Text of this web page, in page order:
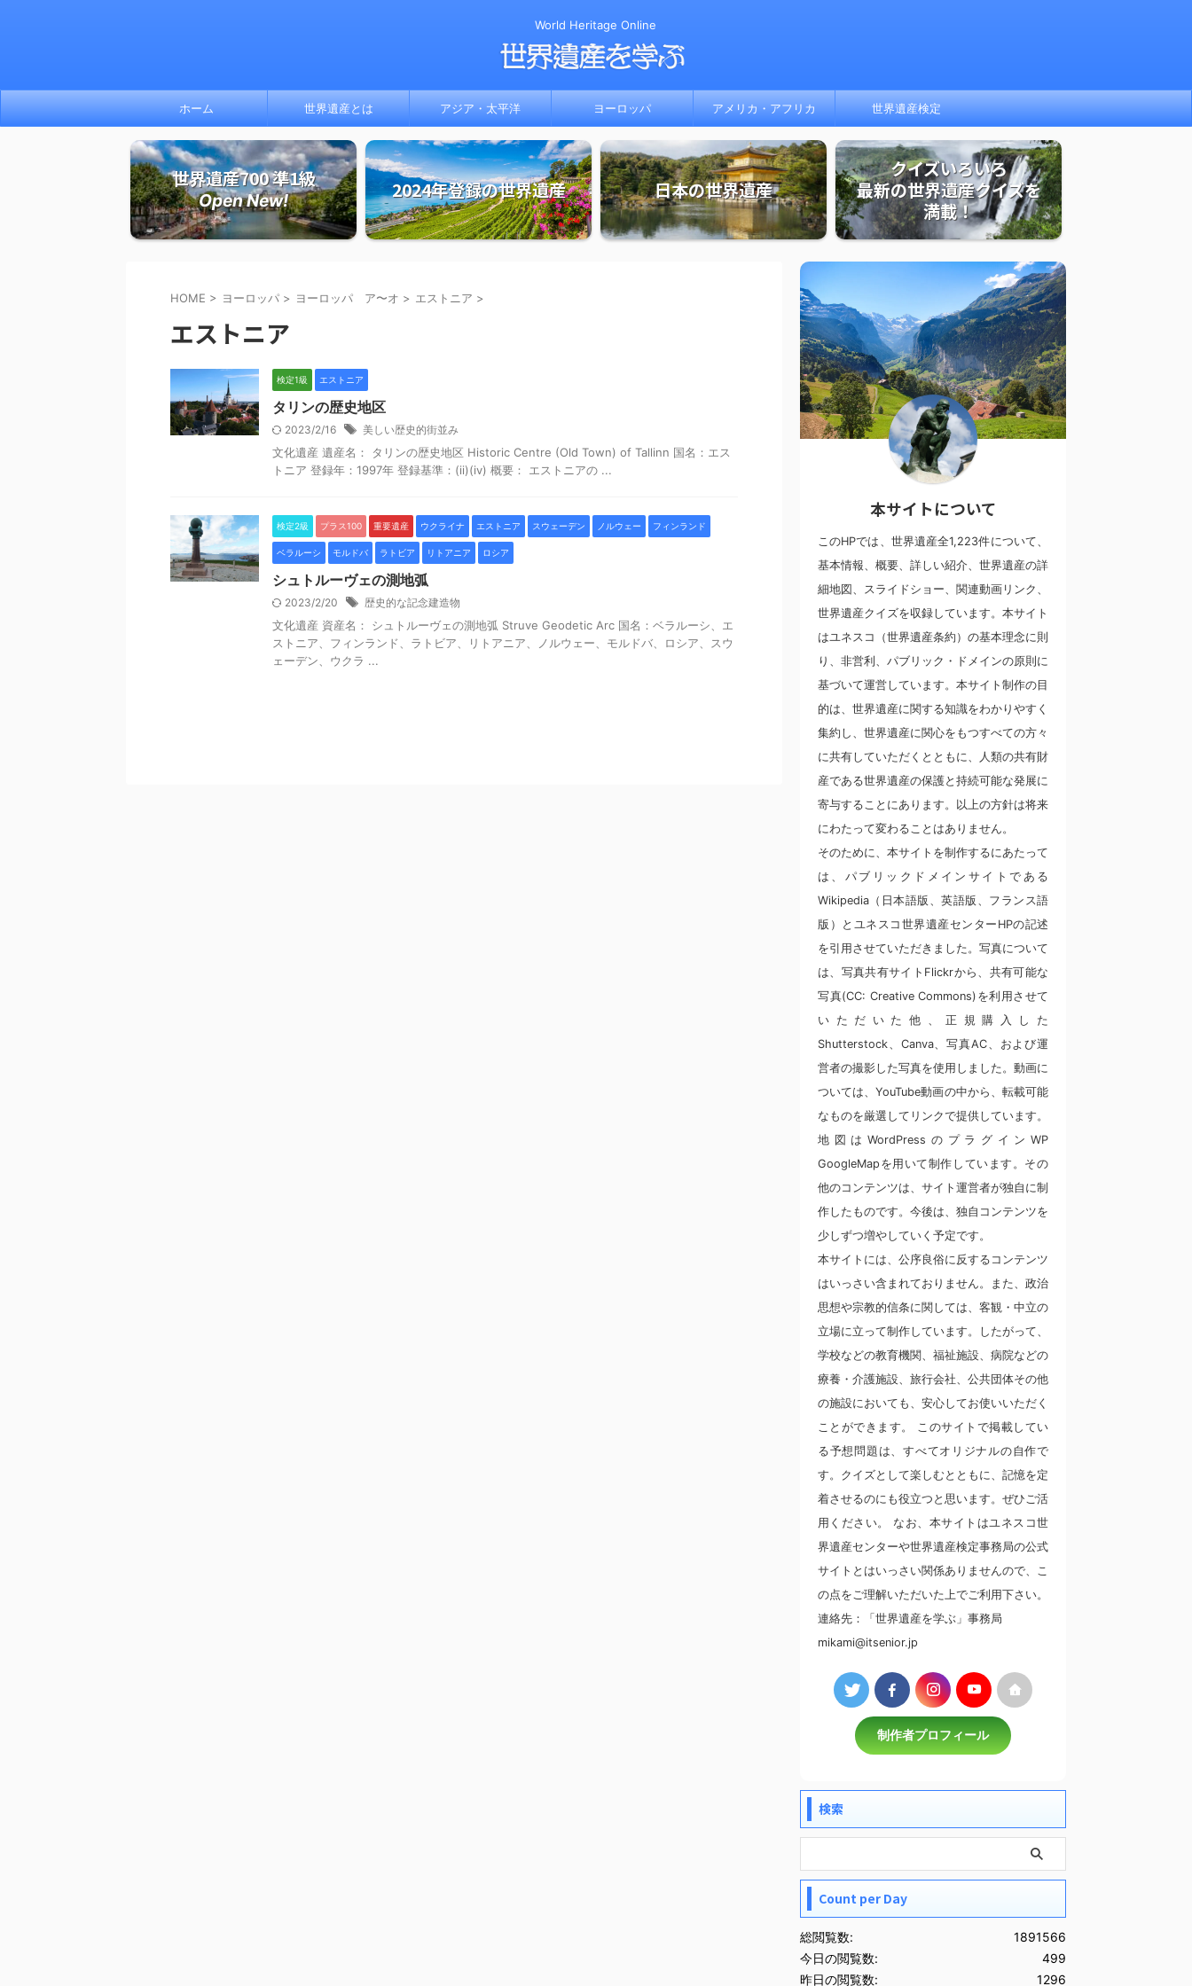
World Heritage Online
ホーム 世界遺産とは アジア・太平洋 ヨーロッパ アメリカ・アフリカ 世界遺産検定
世界遺産700 準1級
Open New! 2024年登録の世界遺産 日本の世界遺産
クイズいろいろ
最新の世界遺産クイズを
満載！
HOME > ヨーロッパ > ヨーロッパ ア〜オ > エストニア >
エストニア
検定1級 エストニア
タリンの歴史地区
2023/2/16 美しい歴史的街並み
文化遺産 遺産名： タリンの歴史地区 Historic Centre (Old Town) of Tallinn 国名：エス
トニア 登録年：1997年 登録基準：(ii)(iv) 概要： エストニアの ...
検定2級 プラス100 重要遺産 ウクライナ エストニア スウェーデン ノルウェー フィンランド
ベラルーシ モルドバ ラトビア リトアニア ロシア
シュトルーヴェの測地弧
2023/2/20 歴史的な記念建造物
文化遺産 資産名： シュトルーヴェの測地弧 Struve Geodetic Arc 国名：ベラルーシ、エ
ストニア、フィンランド、ラトビア、リトアニア、ノルウェー、モルドバ、ロシア、スウ
ェーデン、ウクラ ...
本サイトについて
このHPでは、世界遺産全1,223件について、
基本情報、概要、詳しい紹介、世界遺産の詳
細地図、スライドショー、関連動画リンク、
世界遺産クイズを収録しています。本サイト
はユネスコ（世界遺産条約）の基本理念に則
り、非営利、パブリック・ドメインの原則に
基づいて運営しています。本サイト制作の目
的は、世界遺産に関する知識をわかりやすく
集約し、世界遺産に関心をもつすべての方々
に共有していただくとともに、人類の共有財
産である世界遺産の保護と持続可能な発展に
寄与することにあります。以上の方針は将来
にわたって変わることはありません。
そのために、本サイトを制作するにあたって
は、パブリックドメインサイトである
Wikipedia（日本語版、英語版、フランス語
版）とユネスコ世界遺産センターHPの記述
を引用させていただきました。写真について
は、写真共有サイトFlickrから、共有可能な
写真(CC: Creative Commons)を利用させて
いただいた他、正規購入した
Shutterstock、Canva、写真AC、および運
営者の撮影した写真を使用しました。動画に
ついては、YouTube動画の中から、転載可能
なものを厳選してリンクで提供しています。
地図はWordPressのプラグインWP
GoogleMapを用いて制作しています。その
他のコンテンツは、サイト運営者が独自に制
作したものです。今後は、独自コンテンツを
少しずつ増やしていく予定です。
本サイトには、公序良俗に反するコンテンツ
はいっさい含まれておりません。また、政治
思想や宗教的信条に関しては、客観・中立の
立場に立って制作しています。したがって、
学校などの教育機関、福祉施設、病院などの
療養・介護施設、旅行会社、公共団体その他
の施設においても、安心してお使いいただく
ことができます。 このサイトで掲載してい
る予想問題は、すべてオリジナルの自作で
す。クイズとして楽しむとともに、記憶を定
着させるのにも役立つと思います。ぜひご活
用ください。 なお、本サイトはユネスコ世
界遺産センターや世界遺産検定事務局の公式
サイトとはいっさい関係ありませんので、こ
の点をご理解いただいた上でご利用下さい。
連絡先：「世界遺産を学ぶ」事務局
mikami@itsenior.jp
制作者プロフィール
検索
Count per Day
1891566
総閲覧数:
499
今日の閲覧数:
1296
昨日の閲覧数: